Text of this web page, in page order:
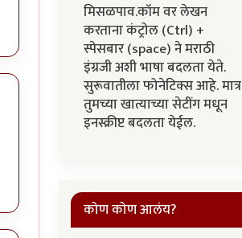
मिसळपाव.कॉम वर लेखन
करताना कंट्रोल (Ctrl) +
स्पेसबार (space) ने मराठी
इंग्रजी अशी भाषा बदलता येते.
सुरूवातीला फोनेटिक्स आहे. मात्र
तुमच्या खात्याच्या सेटींग मधून
इनस्क्रीप्ट बदलता येईल.
कोण कोण आलंय?